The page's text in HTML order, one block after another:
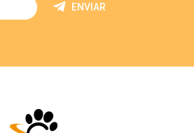
ENVIAR